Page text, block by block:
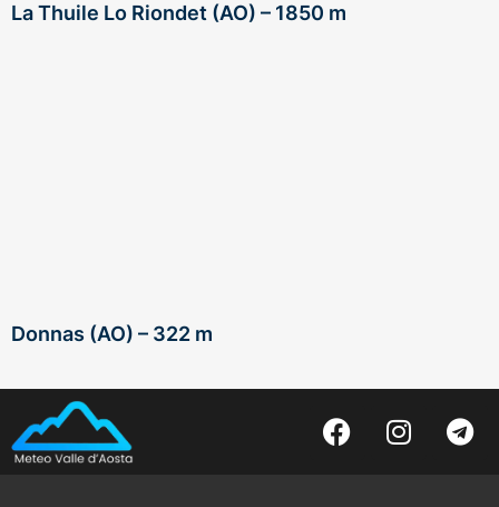
La Thuile Lo Riondet (AO) – 1850 m
Donnas (AO) – 322 m